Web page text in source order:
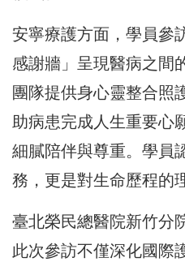
安寧療護方面，學員參
感謝牆」呈現醫病之間
團隊提供身心靈整合照
助病患完成人生重要心
細膩陪伴與尊重。學員
務，更是對生命歷程的
臺北榮民總醫院新竹分
此次參訪不僅深化國際